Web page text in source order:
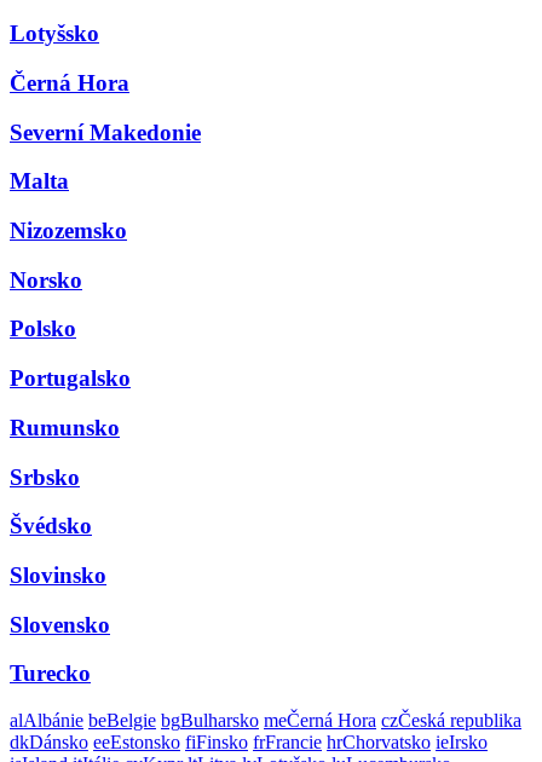
Lotyšsko
Černá Hora
Severní Makedonie
Malta
Nizozemsko
Norsko
Polsko
Portugalsko
Rumunsko
Srbsko
Švédsko
Slovinsko
Slovensko
Turecko
alAlbánie beBelgie bgBulharsko meČerná Hora czČeská republika
dkDánsko eeEstonsko fiFinsko frFrancie hrChorvatsko ieIrsko